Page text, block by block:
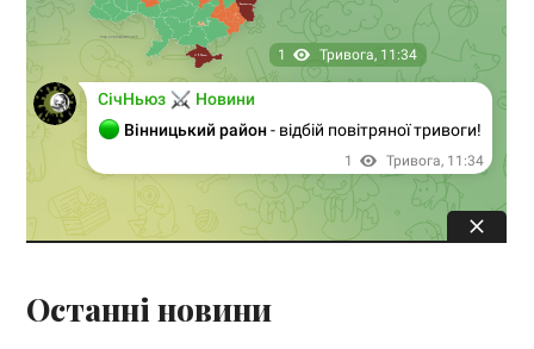
Останні новини